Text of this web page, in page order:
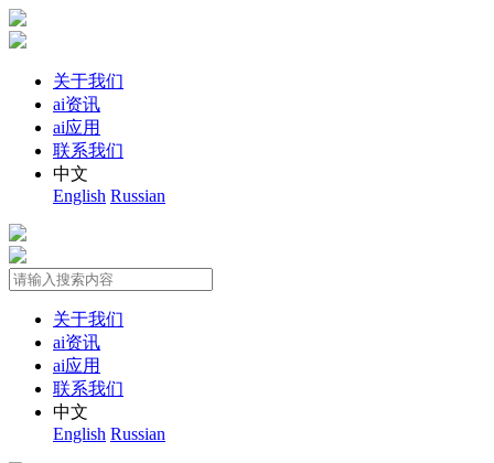
关于我们
ai资讯
ai应用
联系我们
中文
English Russian
关于我们
ai资讯
ai应用
联系我们
中文
English Russian